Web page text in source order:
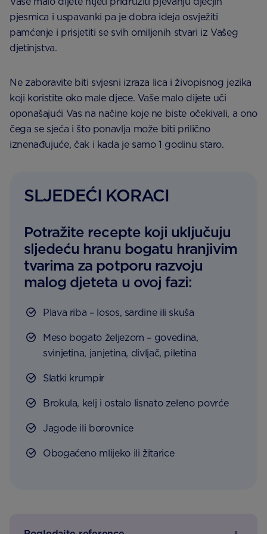
pjesmica i uspavanki pa je dobra ideja osvježiti
pamćenje i prisjetiti se svih omiljenih stvari iz Vašeg
djetinjstva.
Ne zaboravite biti svjesni izraza lica i živopisnog jezika
koji koristite oko male djece. Vaše malo dijete uči
oponašajući Vas na načine koje ne biste očekivali, a ono
čega se sjeća i što ponavlja može biti prilično
iznenađujuće, čak i kada je samo 1 godinu staro.
SLJEDEĆI KORACI
Potražite recepte koji uključuju
sljedeću hranu bogatu hranjivim
tvarima za potporu razvoju
malog djeteta u ovoj fazi:
Plava riba – losos, sardine ili skuša
Meso bogato željezom – govedina,
svinjetina, janjetina, divljač, piletina
Slatki krumpir
Brokula, kelj i ostalo lisnato zeleno povrće
Jagode ili borovnice
Obogaćeno mlijeko ili žitarice